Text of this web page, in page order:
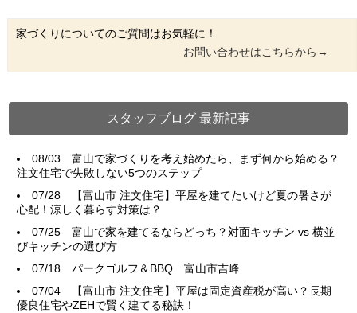
家づくりについてのご質問はお気軽に！
お問い合わせはこちらから→
スタッフブログ 最新記事
08/03富山で家づくりを考え始めたら、まず何から始める？
注文住宅で失敗しない5つのステップ
07/28
【富山市 注文住宅】平屋を建てたいけど夏の暑さが
心配！涼しく暮らす対策は？
07/25富山で家を建てるならどっち？対面キッチン vs 横並
びキッチンの選び方
07/18パークゴルフ＆BBQ 富山市吉峰
07/04
【富山市 注文住宅】平屋は固定資産税が高い？長期
優良住宅やZEHで賢く建てる秘訣！